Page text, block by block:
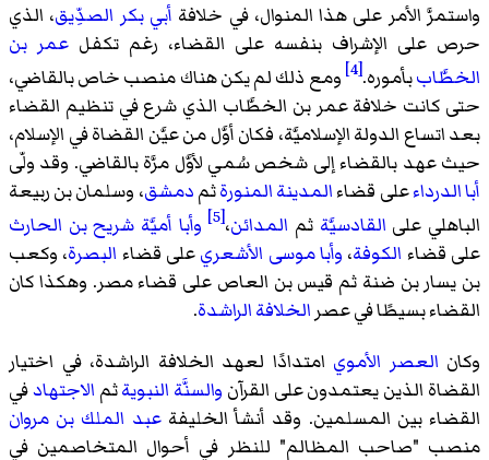
واستمرَّ الأمر على هذا المنوال، في خلافة أبي بكر الصدِّيق، الذي
حرص على الإشراف بنفسه على القضاء، رغم تكفل عمر بن
الخطَّاببأموره.[4]
ومع ذلك لم يكن هناك منصب خاص بالقاضي،
حتى كانت خلافة عمر بن الخطَّاب الذي شرع في تنظيم القضاء
بعد اتساع الدولة الإسلاميَّة، فكان أوَّل من عيَّن القضاة في الإسلام،
حيث عهد بالقضاء إلى شخص سُمي لأوَّل مرَّة بالقاضي. وقد ولّى
أبا الدرداءعلى قضاءالمدينة المنورةثمدمشق، وسلمان بن ربيعة
الباهلي على القادسيَّة ثم المدائن،[5]
وأبا أميَّة شريح بن الحارث
على قضاء الكوفة، وأبا موسى الأشعريعلى قضاء البصرة، وكعب
بن يسار بن ضنة ثم قيس بن العاص على قضاء مصر. وهكذا كان
القضاء بسيطًا في عصر الخلافة الراشدة.
وكان العصر الأموي امتدادًا لعهد الخلافة الراشدة، في اختيار
القضاة الذين يعتمدون على القرآن والسنَّة النبويةثم الاجتهادفي
القضاء بين المسلمين. وقد أنشأ الخليفةعبد الملك بن مروان
منصب "صاحب المظالم" للنظر في أحوال المتخاصمين في